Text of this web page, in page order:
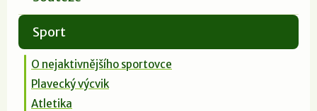
Sport
O nejaktivnějšího sportovce
Plavecký výcvik
Atletika